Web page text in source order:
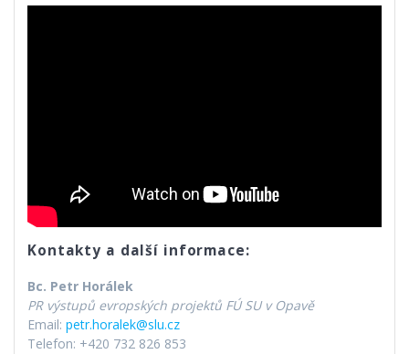
Kontakty a další informace:
Bc. Petr Horálek
PR výstupů evropských projektů FÚ SU v Opavě
Email: petr.horalek@slu.cz
Telefon: +420 732 826 853